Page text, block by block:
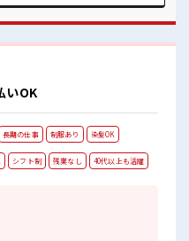
いOK
長期の仕事 制服あり 染髪OK
シフト制 残業なし 40代以上も活躍